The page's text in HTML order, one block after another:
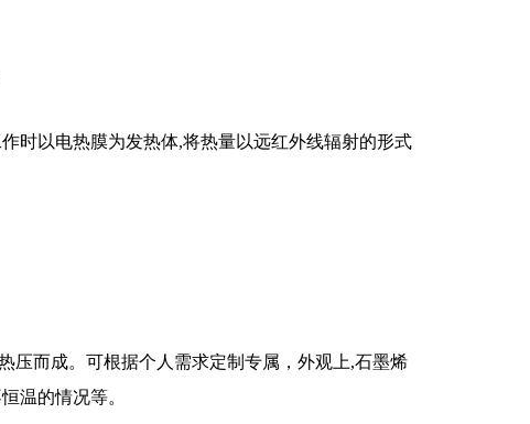
时以电热膜为发热体,将热量以远红外线辐射的形式
压而成。可根据个人需求定制专属，外观上,石墨烯
温的情况等。